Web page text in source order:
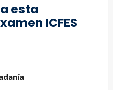
esta
ICFES